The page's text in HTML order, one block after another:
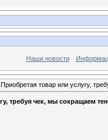
Наши новости
товар или услугу,
требуя чек, мы сокращаем